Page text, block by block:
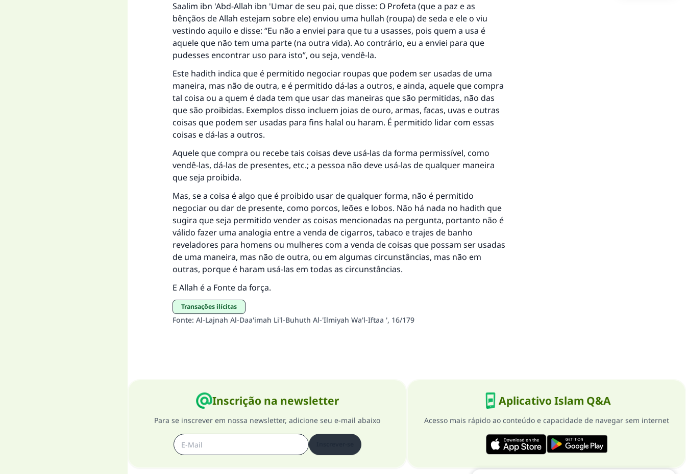
Saalim ibn 'Abd-Allah ibn 'Umar de seu pai, que disse: O Profeta (que a paz e as
bênçãos de Allah estejam sobre ele) enviou uma hullah (roupa) de seda e ele o viu
vestindo aquilo e disse: “Eu não a enviei para que tu a usasses, pois quem a usa é
aquele que não tem uma parte (na outra vida). Ao contrário, eu a enviei para que
pudesses encontrar uso para isto”, ou seja, vendê-la.
Este hadith indica que é permitido negociar roupas que podem ser usadas de uma
maneira, mas não de outra, e é permitido dá-las a outros, e ainda, aquele que compra
tal coisa ou a quem é dada tem que usar das maneiras que são permitidas, não das
que são proibidas. Exemplos disso incluem joias de ouro, armas, facas, uvas e outras
coisas que podem ser usadas para fins halal ou haram. É permitido lidar com essas
coisas e dá-las a outros.
Aquele que compra ou recebe tais coisas deve usá-las da forma permissível, como
vendê-las, dá-las de presentes, etc.; a pessoa não deve usá-las de qualquer maneira
que seja proibida.
Mas, se a coisa é algo que é proibido usar de qualquer forma, não é permitido
negociar ou dar de presente, como porcos, leões e lobos. Não há nada no hadith que
sugira que seja permitido vender as coisas mencionadas na pergunta, portanto não é
válido fazer uma analogia entre a venda de cigarros, tabaco e trajes de banho
reveladores para homens ou mulheres com a venda de coisas que possam ser usadas
de uma maneira, mas não de outra, ou em algumas circunstâncias, mas não em
outras, porque é haram usá-las em todas as circunstâncias.
E Allah é a Fonte da força.
Transações ilícitas
Fonte: Al-Lajnah Al-Daa'imah Li'l-Buhuth Al-'Ilmiyah Wa'l-Iftaa ', 16/179
Inscrição na newsletter
Para se inscrever em nossa newsletter, adicione seu e-mail abaixo
Aplicativo Islam Q&A
Acesso mais rápido ao conteúdo e capacidade de navegar sem internet
Ajude-nos a responder à Ummah
O Profeta ﷺ disse,
"Quem quer que incentive outros a fazer o que é bom receberá a
mesma recompensa que aqueles que o fazem."
(MUSLIM, 1893)
CONTRIBUIR